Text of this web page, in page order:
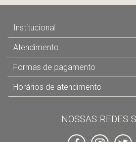
Institucional
Atendimento
Formas de pagamento
Horários de atendimento
NOSSAS REDES